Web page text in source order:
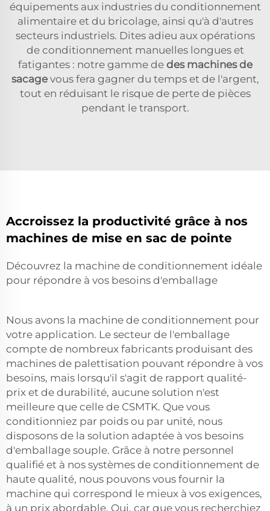
équipements aux industries du conditionnement
alimentaire et du bricolage, ainsi qu'à d'autres
secteurs industriels. Dites adieu aux opérations
de conditionnement manuelles longues et
fatigantes : notre gamme de des machines de
sacage vous fera gagner du temps et de l'argent,
tout en réduisant le risque de perte de pièces
pendant le transport.
Accroissez la productivité grâce à nos
machines de mise en sac de pointe
Découvrez la machine de conditionnement idéale
pour répondre à vos besoins d'emballage
Nous avons la machine de conditionnement pour
votre application. Le secteur de l'emballage
compte de nombreux fabricants produisant des
machines de palettisation pouvant répondre à vos
besoins, mais lorsqu'il s'agit de rapport qualité-
prix et de durabilité, aucune solution n'est
meilleure que celle de CSMTK. Que vous
conditionniez par poids ou par unité, nous
disposons de la solution adaptée à vos besoins
d'emballage souple. Grâce à notre personnel
qualifié et à nos systèmes de conditionnement de
haute qualité, nous pouvons vous fournir la
machine qui correspond le mieux à vos exigences,
à un prix abordable. Oui, car que vous recherchiez